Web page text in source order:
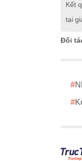
Kết
tại
Đối
#
#